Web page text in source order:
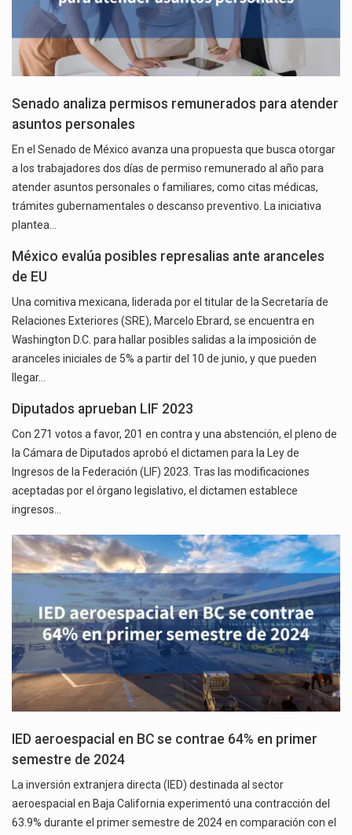
Senado analiza permisos remunerados para atender
asuntos personales
En el Senado de México avanza una propuesta que busca otorgar
a los trabajadores dos días de permiso remunerado al año para
atender asuntos personales o familiares, como citas médicas,
trámites gubernamentales o descanso preventivo. La iniciativa
plantea…
México evalúa posibles represalias ante aranceles
de EU
Una comitiva mexicana, liderada por el titular de la Secretaría de
Relaciones Exteriores (SRE), Marcelo Ebrard, se encuentra en
Washington D.C. para hallar posibles salidas a la imposición de
aranceles iniciales de 5% a partir del 10 de junio, y que pueden
llegar…
Diputados aprueban LIF 2023
Con 271 votos a favor, 201 en contra y una abstención, el pleno de
la Cámara de Diputados aprobó el dictamen para la Ley de
Ingresos de la Federación (LIF) 2023. Tras las modificaciones
aceptadas por el órgano legislativo, el dictamen establece
ingresos…
IED aeroespacial en BC se contrae 64% en primer
semestre de 2024
La inversión extranjera directa (IED) destinada al sector
aeroespacial en Baja California experimentó una contracción del
63.9% durante el primer semestre de 2024 en comparación con el